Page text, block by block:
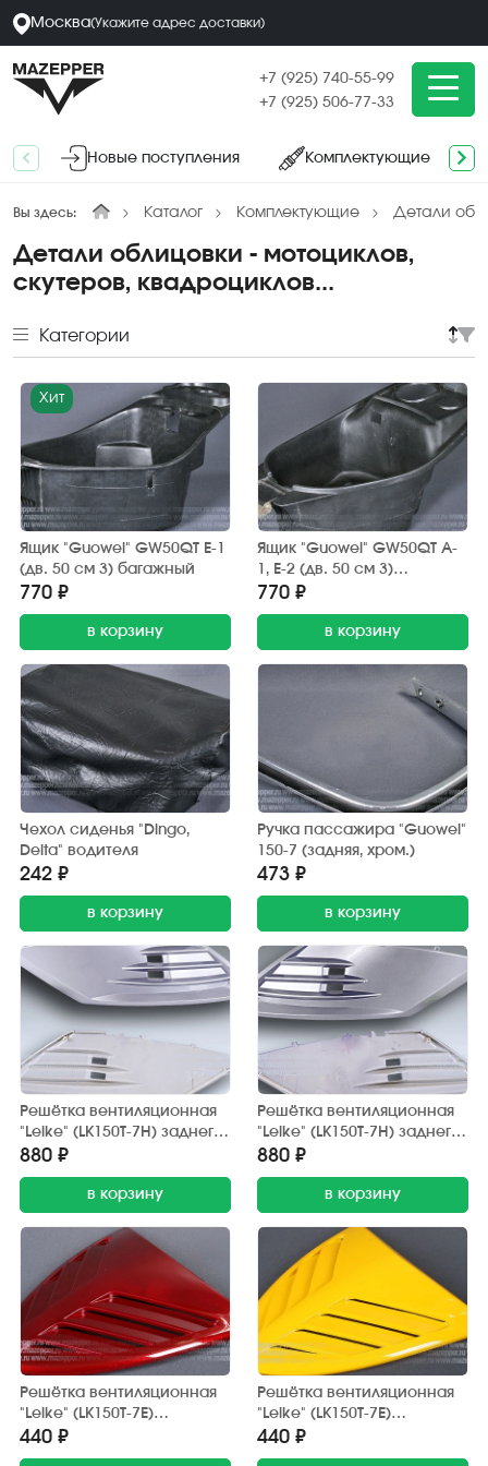
Москва(Укажите адрес доставки)
+7 (925) 740-55-99
+7 (925) 506-77-33
Новые поступления Комплектующие
Вы здесь: Каталог Комплектующие Детали
Детали облицовки - мотоциклов,
скутеров, квадроциклов...
Категории
Хит
Ящик "Guowei" GW50QT E-1
(дв. 50 см 3) багажный
770 ₽
в корзину
Ящик "Guowei" GW50QT A-
1, Е-2 (дв. 50 см 3)
багажный
770 ₽
в корзину
Чехол сиденья "Dingo,
Delta" водителя
242 ₽
в корзину
Ручка пассажира "Guowei"
150-7 (задняя, хром.)
473 ₽
в корзину
Решётка вентиляционная
"Leike" (LK150T-7H) заднего
обтекателя (светло-серая)
правая
880 ₽
в корзину
Решётка вентиляционная
"Leike" (LK150T-7H) заднего
обтекателя (светло-серая)
левая
880 ₽
в корзину
Решётка вентиляционная
"Leike" (LK150T-7E)
переднего обтекателя
(тёмно-красная)
440 ₽
Решётка вентиляционная
"Leike" (LK150T-7E)
переднего обтекателя
(желтая)
440 ₽